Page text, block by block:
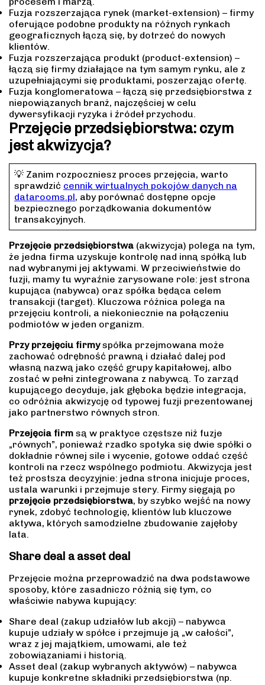
Fuzja rozszerzająca rynek (market-extension) – firmy
oferujące podobne produkty na różnych rynkach
geograficznych łączą się, by dotrzeć do nowych
klientów.
Fuzja rozszerzająca produkt (product-extension) –
łączą się firmy działające na tym samym rynku, ale z
uzupełniającymi się produktami, poszerzając ofertę.
Fuzja konglomeratowa – łączą się przedsiębiorstwa z
niepowiązanych branż, najczęściej w celu
dywersyfikacji ryzyka i źródeł przychodu.
Przejęcie przedsiębiorstwa: czym
jest akwizycja?
💡 Zanim rozpoczniesz proces przejęcia, warto
sprawdzić cennik wirtualnych pokojów danych na
datarooms.pl, aby porównać dostępne opcje
bezpiecznego porządkowania dokumentów
transakcyjnych.
Przejęcie przedsiębiorstwa (akwizycja) polega na tym,
że jedna firma uzyskuje kontrolę nad inną spółką lub
nad wybranymi jej aktywami. W przeciwieństwie do
fuzji, mamy tu wyraźnie zarysowane role: jest strona
kupująca (nabywca) oraz spółka będąca celem
transakcji (target). Kluczowa różnica polega na
przejęciu kontroli, a niekoniecznie na połączeniu
podmiotów w jeden organizm.
Przy przejęciu firmyspółka przejmowana może
zachować odrębność prawną i działać dalej pod
własną nazwą jako część grupy kapitałowej, albo
zostać w pełni zintegrowana z nabywcą. To zarząd
kupującego decyduje, jak głęboka będzie integracja,
co odróżnia akwizycję od typowej fuzji prezentowanej
jako partnerstwo równych stron.
Przejęcia firm są w praktyce częstsze niż fuzje
„równych”, ponieważ rzadko spotyka się dwie spółki o
dokładnie równej sile i wycenie, gotowe oddać część
kontroli na rzecz wspólnego podmiotu. Akwizycja jest
też prostsza decyzyjnie: jedna strona inicjuje proces,
ustala warunki i przejmuje stery. Firmy sięgają po
przejęcie przedsiębiorstwa, by szybko wejść na nowy
rynek, zdobyć technologię, klientów lub kluczowe
aktywa, których samodzielne zbudowanie zajęłoby
lata.
Share deal a asset deal
Przejęcie można przeprowadzić na dwa podstawowe
sposoby, które zasadniczo różnią się tym, co
właściwie nabywa kupujący:
Share deal (zakup udziałów lub akcji) – nabywca
kupuje udziały w spółce i przejmuje ją „w całości”,
wraz z jej majątkiem, umowami, ale też
zobowiązaniami i historią.
Asset deal (zakup wybranych aktywów) – nabywca
kupuje konkretne składniki przedsiębiorstwa (np.